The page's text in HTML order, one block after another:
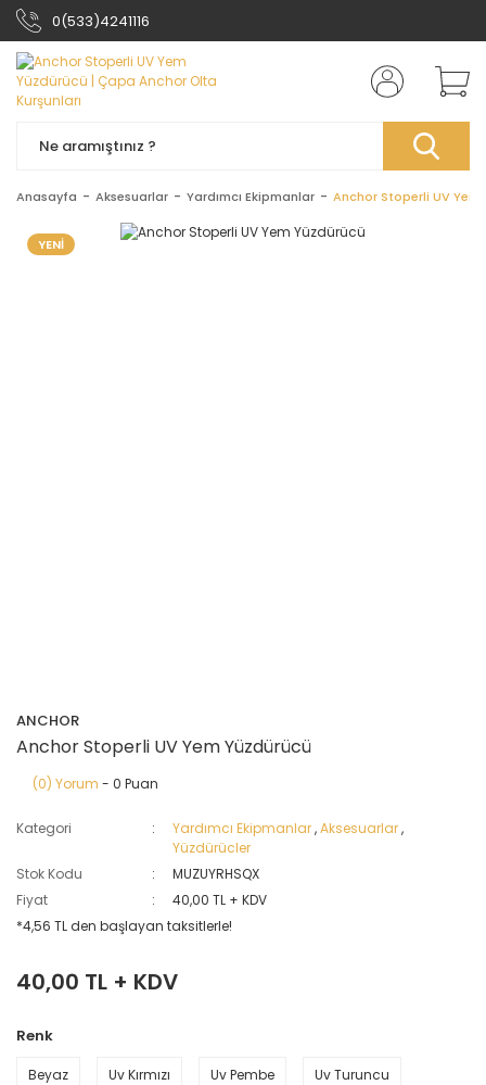
0(533)4241116
Anasayfa Aksesuarlar Yardımcı Ekipmanlar Anchor Stoperli UV Yem
YENİ
ANCHOR
Anchor Stoperli UV Yem Yüzdürücü
(0) Yorum - 0 Puan
Kategori Yardımcı Ekipmanlar,Aksesuarlar,
Yüzdürücler
Stok Kodu
MUZUYRHSQX
Fiyat
40,00 TL + KDV
*4,56 TL den başlayan taksitlerle!
40,00 TL + KDV
Renk
Beyaz Uv Kırmızı Uv Pembe Uv Turuncu